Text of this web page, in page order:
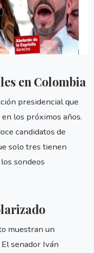
en Colombia
presidencial que
los próximos años.
candidatos de
solo tres tienen
sondeos
muestran un
senador Iván